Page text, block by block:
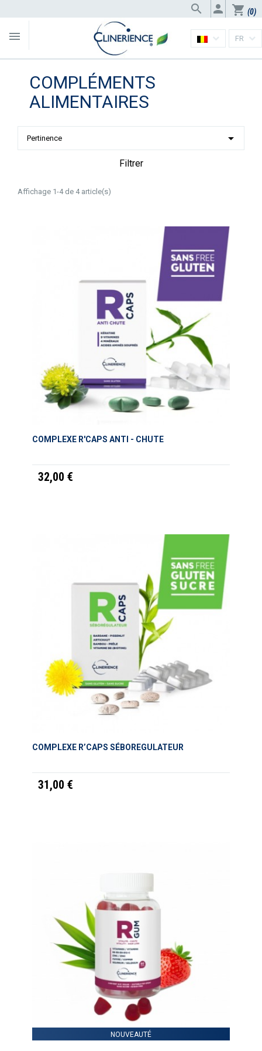

shopping_cart (0)


FR
COMPLÉMENTS
ALIMENTAIRES
Pertinence 
Filtrer
Affichage 1-4 de 4 article(s)
COMPLEXE R'CAPS ANTI - CHUTE
32,00 €
COMPLEXE R’CAPS SÉBOREGULATEUR
31,00 €
NOUVEAUTÉ